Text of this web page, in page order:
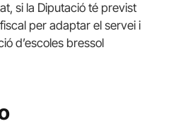
si la Diputació té previst
per adaptar el servei i
d’escoles bressol